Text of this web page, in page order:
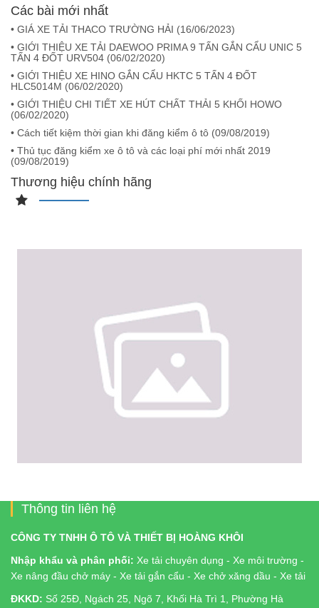
Các bài mới nhất
• GIÁ XE TẢI THACO TRƯỜNG HẢI (16/06/2023)
• GIỚI THIỆU XE TẢI DAEWOO PRIMA 9 TẤN GẮN CẨU UNIC 5
TẤN 4 ĐỐT URV504 (06/02/2020)
• GIỚI THIỆU XE HINO GẮN CẨU HKTC 5 TẤN 4 ĐỐT
HLC5014M (06/02/2020)
• GIỚI THIỆU CHI TIẾT XE HÚT CHẤT THẢI 5 KHỐI HOWO
(06/02/2020)
• Cách tiết kiệm thời gian khi đăng kiểm ô tô (09/08/2019)
• Thủ tục đăng kiểm xe ô tô và các loại phí mới nhất 2019
(09/08/2019)
Thương hiệu chính hãng
Thông tin liên hệ
CÔNG TY TNHH Ô TÔ VÀ THIẾT BỊ HOÀNG KHÔI
Nhập khẩu và phân phối: Xe tải chuyên dụng - Xe môi trường -
Xe nâng đầu chở máy - Xe tải gắn cẩu - Xe chở xăng dầu - Xe tải
ĐKKD: Số 25Đ, Ngách 25, Ngõ 7, Khối Hà Trì 1, Phường Hà